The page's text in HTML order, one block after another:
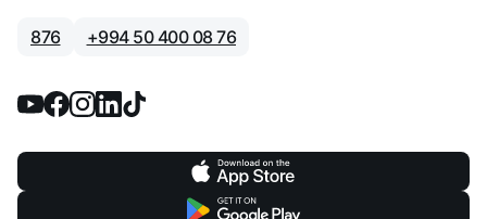
876 +994 50 400 08 76